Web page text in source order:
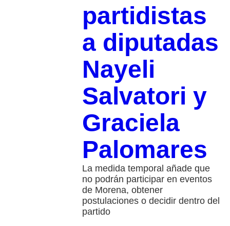
partidistas
a diputadas
Nayeli
Salvatori y
Graciela
Palomares
La medida temporal añade que
no podrán participar en eventos
de Morena, obtener
postulaciones o decidir dentro del
partido